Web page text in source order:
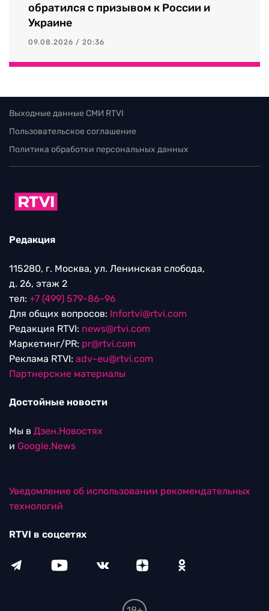
обратился с призывом к России и
Украине
09.08.2026 / 20:36
Выходные данные СМИ RTVI
Пользовательское соглашение
Политика обработки персональных данных
Редакция
115280, г. Москва, ул. Ленинская слобода,
д. 26, этаж 2
тел: +7 (499) 579-86-96
Для общих вопросов: Infortvi@rtvi.com
Редакция RTVI: news@rtvi.com
Маркетинг/PR: pr@rtvi.com
Реклама RTVI: adv-eu@rtvi.com
Партнерские материалы
Достойные новости
Мы в Дзен.Новостях
и Google.News
Уведомление об использовании рекомендательных
технологий
RTVI в соцсетях